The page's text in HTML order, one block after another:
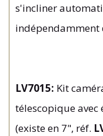
s'incliner
indépendamment
LV7015: Kit
télescopique
(existe en 7", réf.